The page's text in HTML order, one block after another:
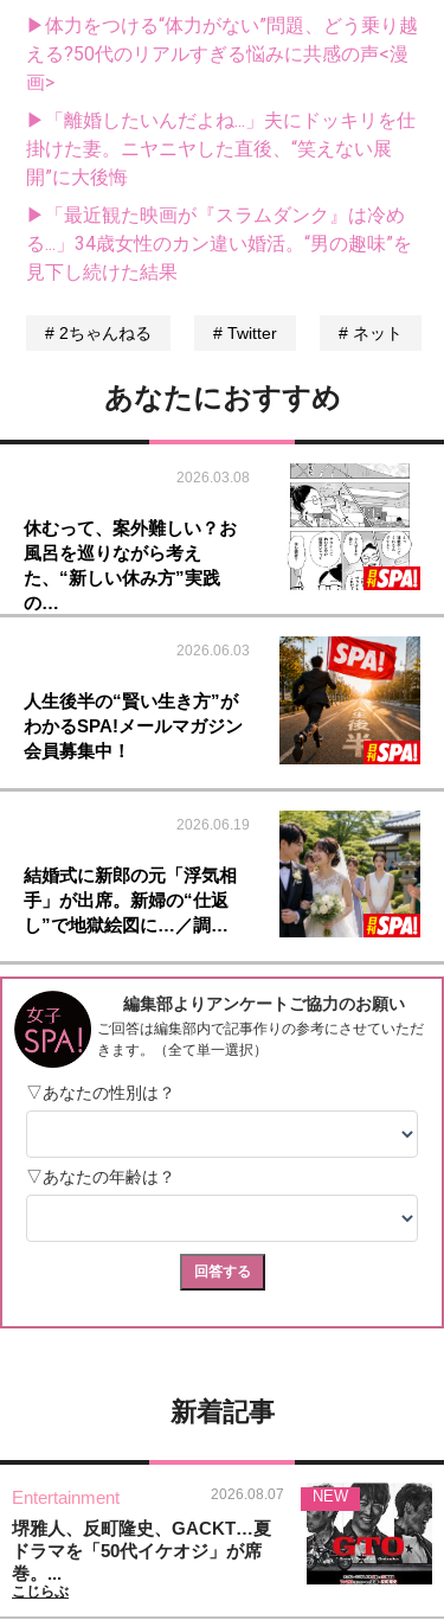
▶体力をつける“体力がない”問題、どう乗り越
える?50代のリアルすぎる悩みに共感の声<漫
画>
▶「離婚したいんだよね...」夫にドッキリを仕
掛けた妻。ニヤニヤした直後、“笑えない展
開”に大後悔
▶「最近観た映画が『スラムダンク』は冷め
る...」34歳女性のカン違い婚活。“男の趣味”を
見下し続けた結果
2ちゃんねる Twitter ネット
あなたにおすすめ
2026.03.08
休むって、案外難しい？お
風呂を巡りながら考え
た、“新しい休み方”実践
の…
2026.06.03
人生後半の“賢い生き方”が
わかるSPA!メールマガジン
会員募集中！
2026.06.19
結婚式に新郎の元「浮気相
手」が出席。新婦の“仕返
し”で地獄絵図に…／調…
新着記事
Entertainment 2026.08.07
堺雅人、反町隆史、GACKT…夏
ドラマを「50代イケオジ」が席
巻。...
こじらぶ
NEW